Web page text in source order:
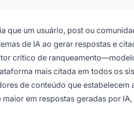
que um usuário, post ou
de IA ao gerar respostas e
crítico de
mais citada em todos os
de conteúdo que estabelecem
em respostas geradas por